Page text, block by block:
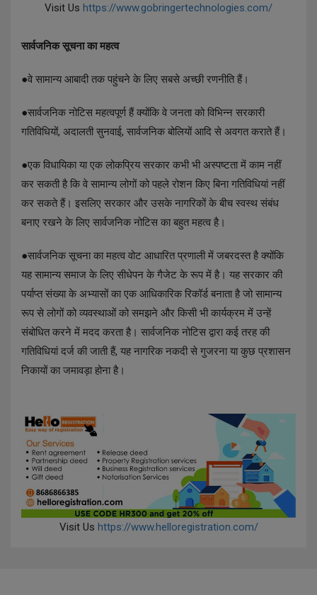
Visit Us https://www.gobringertechnologies.com/
सार्वजनिक सूचना का महत्व
●वे सामान्य आबादी तक पहुंचने के लिए सबसे अच्छी रणनीति हैं।
●सार्वजनिक नोटिस महत्वपूर्ण हैं क्योंकि वे जनता को विभिन्न सरकारी
गतिविधियों, अदालती सुनवाई, सार्वजनिक बोलियों आदि से अवगत कराते हैं।
●एक विधायिका या एक लोकप्रिय सरकार कभी भी अस्पष्टता में काम नहीं
कर सकती है कि वे सामान्य लोगों को पहले रोशन किए बिना गतिविधियां नहीं
कर सकते हैं। इसलिए सरकार और उसके नागरिकों के बीच स्वस्थ संबंध
बनाए रखने के लिए सार्वजनिक नोटिस का बहुत महत्व है।
●सार्वजनिक सूचना का महत्व वोट आधारित प्रणाली में जबरदस्त है क्योंकि
यह सामान्य समाज के लिए सीधेपन के गैजेट के रूप में है। यह सरकार की
पर्याप्त संख्या के अभ्यासों का एक आधिकारिक रिकॉर्ड बनाता है जो सामान्य
रूप से लोगों को व्यवस्थाओं को समझने और किसी भी कार्यक्रम में उन्हें
संबोधित करने में मदद करता है। सार्वजनिक नोटिस द्वारा कई तरह की
गतिविधियां दर्ज की जाती हैं, यह नागरिक नकदी से गुजरना या कुछ प्रशासन
निकायों का जमावड़ा होना है।
Visit Us https://www.helloregistration.com/